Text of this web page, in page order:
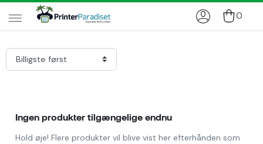
0
Ingen produkter tilgængelige endnu
Hold øje! Flere produkter vil blive vist her efterhånden som